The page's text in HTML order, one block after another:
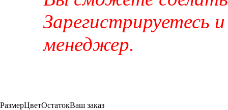
Зарегистрируетесь
менеджер.
РазмерЦветОстатокВаш заказ